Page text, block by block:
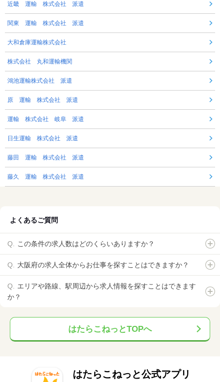
近畿 運輸 株式会社 派遣
関東 運輸 株式会社 派遣
大和倉庫運輸株式会社
株式会社 丸和運輸機関
鴻池運輸株式会社 派遣
原 運輸 株式会社 派遣
運輸 株式会社 岐阜 派遣
日生運輸 株式会社 派遣
藤田 運輸 株式会社 派遣
藤久 運輸 株式会社 派遣
よくあるご質問
この条件の求人数はどのくらいありますか？
大阪府の求人全体からお仕事を探すことはできますか？
エリアや路線、駅周辺から求人情報を探すことはできます
か？
はたらこねっとTOPへ
はたらこねっと公式アプリ